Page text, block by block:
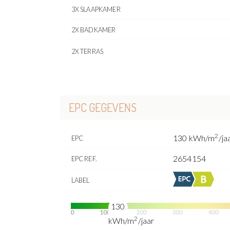
3X SLAAPKAMER
2X BADKAMER
2X TERRAS
EPC GEGEVENS
EPC 130 kWh/m2 /
EPC REF. 2654154
LABEL
130
kWh/m2 /jaar